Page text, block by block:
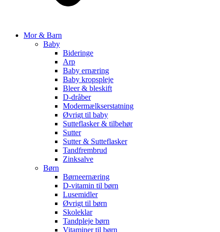
Mor & Barn
Baby
Bideringe
Arp
Baby ernæring
Baby kropspleje
Bleer & bleskift
D-dråber
Modermælkserstatning
Øvrigt til baby
Sutteflasker & tilbehør
Sutter
Sutter & Sutteflasker
Tandfrembrud
Zinksalve
Børn
Børneernæring
D-vitamin til børn
Lusemidler
Øvrigt til børn
Skoleklar
Tandpleje børn
Vitaminer til børn